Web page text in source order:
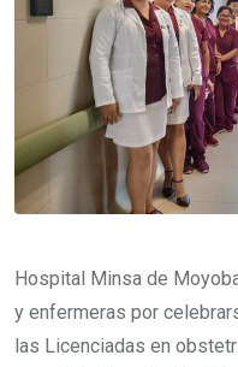
Hospital Minsa de
y enfermeras por
las Licenciadas en